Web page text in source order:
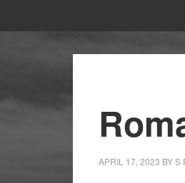
APRIL 17, 2023 BYS